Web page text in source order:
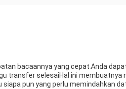
bacaannya yang cepat.Anda
transfer selesaiHal ini membuatnya
pun yang perlu memindahkan